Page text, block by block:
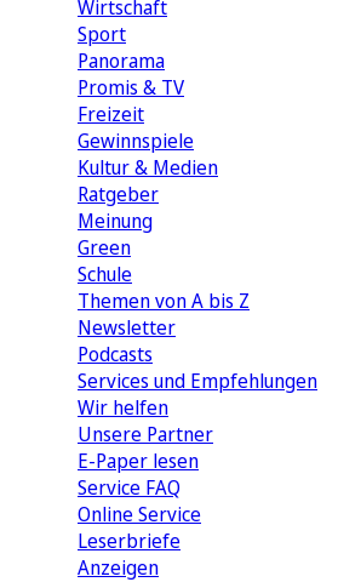
Wirtschaft
Sport
Panorama
Promis & TV
Freizeit
Gewinnspiele
Kultur & Medien
Ratgeber
Meinung
Green
Schule
Themen von A bis Z
Newsletter
Podcasts
Services und Empfehlungen
Wir helfen
Unsere Partner
E-Paper lesen
Service FAQ
Online Service
Leserbriefe
Anzeigen